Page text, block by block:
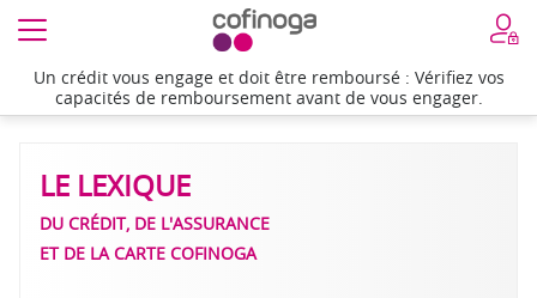
Un crédit vous engage et doit être remboursé : Vérifiez vos
capacités de remboursement avant de vous engager.
Accueil>Le lexique de R à Z
LE LEXIQUE
DU CRÉDIT, DE L'ASSURANCE
ET DE LA CARTE COFINOGA